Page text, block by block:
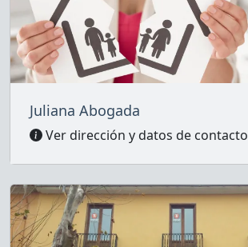
Juliana Abogada
Ver dirección y datos de contacto